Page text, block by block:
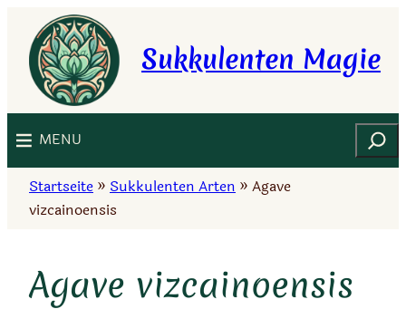
Inhalt
springen
Sukkulenten Magie
MENU Suchen
Startseite » Sukkulenten Arten » Agave
vizcainoensis
Agave vizcainoensis